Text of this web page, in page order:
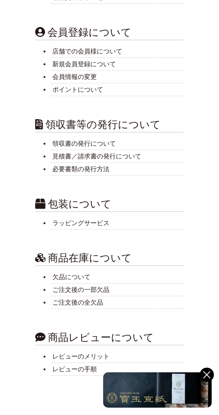
会員登録について
店舗での会員様について
新規会員登録について
会員情報の変更
ポイントについて
領収書等の発行について
領収書の発行について
見積書／請求書の発行について
必要書類の発行方法
包装について
ラッピングサービス
商品在庫について
欠品について
ご注文後の一部欠品
ご注文後の全欠品
商品レビューについて
レビューのメリット
レビューの手順